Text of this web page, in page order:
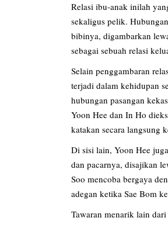
Relasi ibu-anak inilah
sekaligus pelik.
bibinya, digambarkan
sebagai sebuah relasi
Selain penggambaran
terjadi dalam kehidupan
hubungan pasangan
Yoon Hee dan In Ho
katakan secara langsung
Di sisi lain, Yoon Hee
dan pacarnya, disajikan
Soo mencoba bergaya
adegan ketika Sae Bom
Tawaran menarik lain